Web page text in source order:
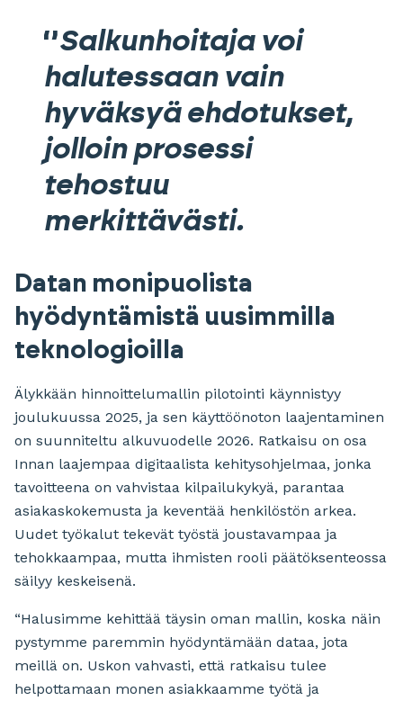
Salkunhoitaja voi
halutessaan vain
hyväksyä ehdotukset,
jolloin prosessi
tehostuu
merkittävästi.
Datan monipuolista
hyödyntämistä uusimmilla
teknologioilla
Älykkään hinnoittelumallin pilotointi käynnistyy
joulukuussa 2025, ja sen käyttöönoton laajentaminen
on suunniteltu alkuvuodelle 2026. Ratkaisu on osa
Innan laajempaa digitaalista kehitysohjelmaa, jonka
tavoitteena on vahvistaa kilpailukykyä, parantaa
asiakaskokemusta ja keventää henkilöstön arkea.
Uudet työkalut tekevät työstä joustavampaa ja
tehokkaampaa, mutta ihmisten rooli päätöksenteossa
säilyy keskeisenä.
“Halusimme kehittää täysin oman mallin, koska näin
pystymme paremmin hyödyntämään dataa, jota
meillä on. Uskon vahvasti, että ratkaisu tulee
helpottamaan monen asiakkaamme työtä ja